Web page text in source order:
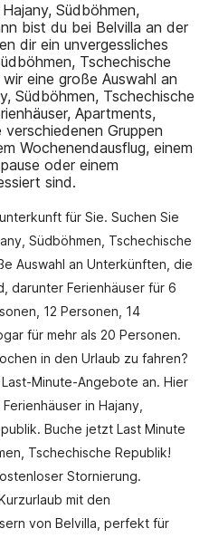
Südböhmen,
bist du bei Belvilla an der
dir ein unvergessliches
Tschechische
eine große Auswahl an
Südböhmen, Tschechische
Apartments,
Gruppen
Wochenendausflug, einem
oder einem
sind.
für Sie. Suchen Sie
Südböhmen, Tschechische
Auswahl an Unterkünften, die
darunter Ferienhäuser für 6
12 Personen, 14
für mehr als 20 Personen.
in den Urlaub zu fahren?
Minute-Angebote an. Hier
in Hajany,
Buche jetzt Last Minute
Tschechische Republik!
Stornierung.
mit den
von Belvilla, perfekt für